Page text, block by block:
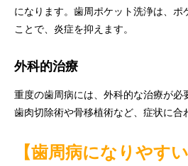
になります。歯周ポケット洗浄は、ポ
ことで、炎症を抑えます。
外科的治療
重度の歯周病には、外科的な治療が必
歯肉切除術や骨移植術など、症状に合
【歯周病になりやす